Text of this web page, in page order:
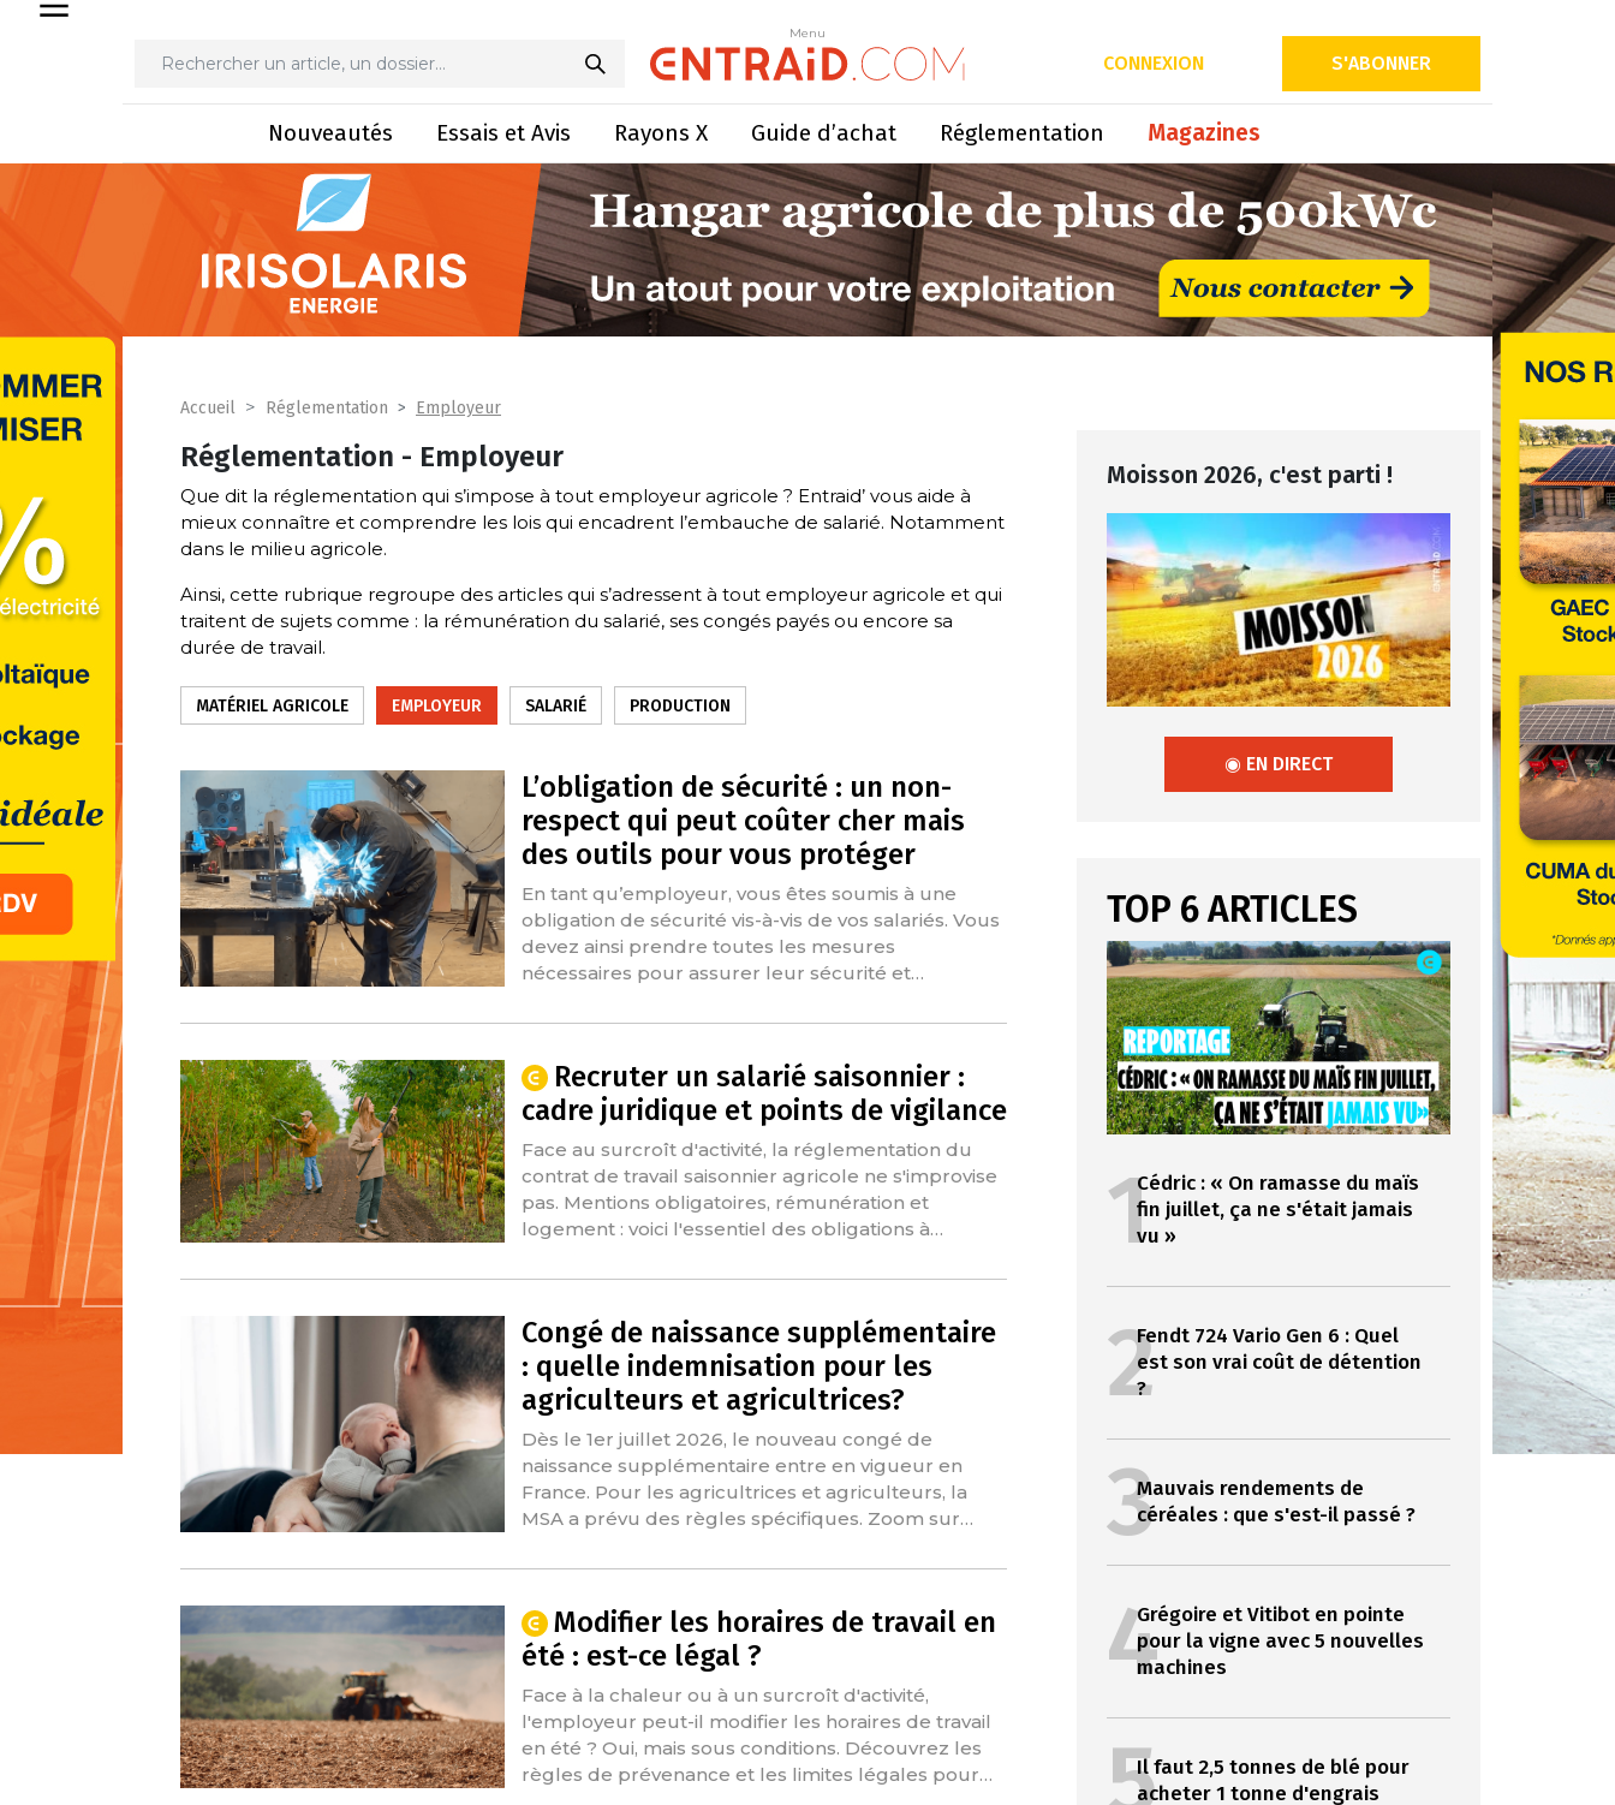
Menu
CONNEXION S'ABONNER
Nouveautés Essais et Avis Rayons X Guide d’achat Réglementation Magazines
Accueil Réglementation Employeur
Réglementation - Employeur
Que dit la réglementation qui s’impose à tout employeur agricole ? Entraid’ vous aide à
mieux connaître et comprendre les lois qui encadrent l’embauche de salarié. Notamment
dans le milieu agricole.
Ainsi, cette rubrique regroupe des articles qui s’adressent à tout employeur agricole et qui
traitent de sujets comme : la rémunération du salarié, ses congés payés ou encore sa
durée de travail.
MATÉRIEL AGRICOLE EMPLOYEUR SALARIÉ PRODUCTION
L’obligation de sécurité : un non-
respect qui peut coûter cher mais
des outils pour vous protéger
En tant qu’employeur, vous êtes soumis à une
obligation de sécurité vis-à-vis de vos salariés. Vous
devez ainsi prendre toutes les mesures
nécessaires pour assurer leur sécurité et…
Recruter un salarié saisonnier :
cadre juridique et points de vigilance
Face au surcroît d'activité, la réglementation du
contrat de travail saisonnier agricole ne s'improvise
pas. Mentions obligatoires, rémunération et
logement : voici l'essentiel des obligations à…
Congé de naissance supplémentaire
: quelle indemnisation pour les
agriculteurs et agricultrices?
Dès le 1er juillet 2026, le nouveau congé de
naissance supplémentaire entre en vigueur en
France. Pour les agricultrices et agriculteurs, la
MSA a prévu des règles spécifiques. Zoom sur…
Modifier les horaires de travail en
été : est-ce légal ?
Face à la chaleur ou à un surcroît d'activité,
l'employeur peut-il modifier les horaires de travail
en été ? Oui, mais sous conditions. Découvrez les
règles de prévenance et les limites légales pour…
Moisson 2026, c'est parti !
◉ EN DIRECT
TOP 6 ARTICLES
1Cédric : « On ramasse du maïs
fin juillet, ça ne s'était jamais
vu »
2Fendt 724 Vario Gen 6 : Quel
est son vrai coût de détention
?
3Mauvais rendements de
céréales : que s'est-il passé ?
4Grégoire et Vitibot en pointe
pour la vigne avec 5 nouvelles
machines
5Il faut 2,5 tonnes de blé pour
acheter 1 tonne d'engrais